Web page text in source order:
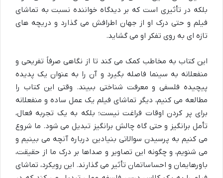
بلکه در تأثیری است که بر دیدگاه خواننده نسبت به تماشای
فیلم و حتی درک او از جهان اطرافش می گذارد و دریچه های
تازه ای به روی تفکر او می گشاید.
این کتاب به مخاطب کمک می کند تا از نگاهی صرفاً تفریحی و
منفعلانه به سینما فاصله بگیرد و آن را به عنوان یک پدیده
پیچیده فلسفی و معرفت شناختی ببیند. وقتی این کتاب را
مطالعه می کنیم، دیگر تماشای فیلم یک عمل ساده و منفعلانه
برای پر کردن اوقات فراغت نیست؛ بلکه به یک تجربه فعال،
تأمل برانگیز و حتی گاه چالش برانگیز تبدیل می شود. ما شروع
می کنیم به پرسیدن سوالاتی بنیادین درباره آنچه می بینیم و
می شنویم، و چگونه این تصاویر و صداها بر درک ما از حقیقت،
باورهایمان و احساساتمان تأثیر می گذارند. این رویکرد، تماشای